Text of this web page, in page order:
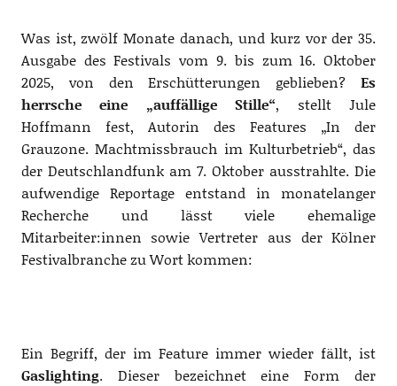
Was ist, zwölf Monate danach, und kurz vor der 35.
Ausgabe des Festivals vom 9. bis zum 16. Oktober
2025, von den Erschütterungen geblieben?Es
herrsche eine „auffällige Stille“, stellt Jule
Hoffmann fest, Autorin des Features „In der
Grauzone. Machtmissbrauch im Kulturbetrieb“, das
der Deutschlandfunk am 7. Oktober ausstrahlte. Die
aufwendige Reportage entstand in monatelanger
Recherche und lässt viele ehemalige
Mitarbeiter:innen sowie Vertreter aus der Kölner
Festivalbranche zu Wort kommen:
Ein Begriff, der im Feature immer wieder fällt, ist
Gaslighting. Dieser bezeichnet eine Form der